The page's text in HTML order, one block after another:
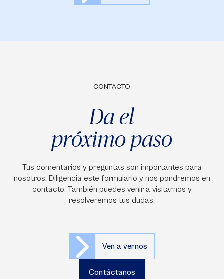
CONTACTO
Da el
próximo paso
Tus comentarios y preguntas son importantes para
nosotros. Diligencia este formulario y nos pondremos en
contacto. También puedes venir a visitarnos y
resolveremos tus dudas.
Ven a vernos
Contáctanos